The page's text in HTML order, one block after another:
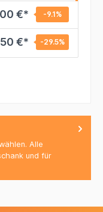
€* -9.1%
€* -29.5%
Alle
und für